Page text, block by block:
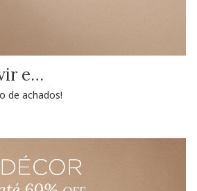
e…
de achados!